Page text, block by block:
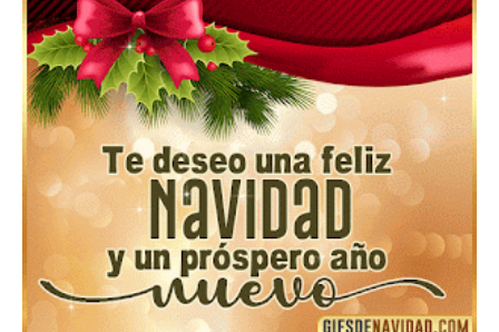
▷ Los Mejores Fondos de pantalla de feliz navidad
2022 📖